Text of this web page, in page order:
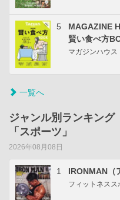
5
MAGAZINE
賢い食べ方
マガジンハウス
一覧へ
ジャンル別ランキング
「スポーツ」
2026年08月08日
1 IRONMAN（
フィットネスス